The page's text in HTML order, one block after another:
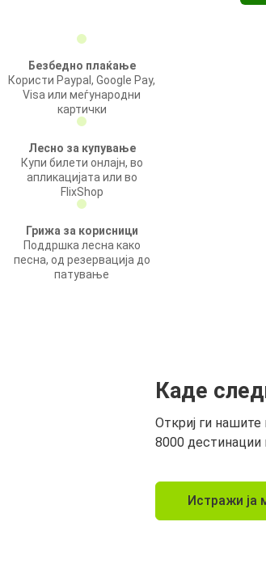
Безбедно плаќање
Користи Paypal, Google Pay,
Visa или меѓународни
картички
Лесно за купување
Купи билети онлајн, во
апликацијата или во
FlixShop
Грижа за корисници
Поддршка лесна како
песна, од резервација до
патување
Каде
Откриј ги
8000 дестинации
Истражи ја